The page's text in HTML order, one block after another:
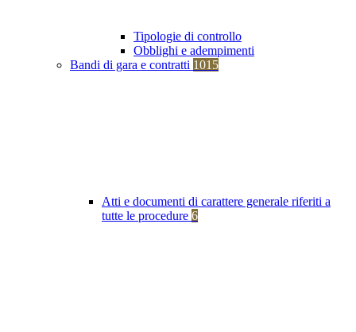
Tipologie di controllo
Obblighi e adempimenti
Bandi di gara e contratti 1015
Atti e documenti di carattere generale riferiti a
tutte le procedure 6